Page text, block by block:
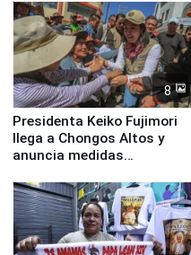
8
Presidenta Keiko Fujimori
llega a Chongos Altos y
anuncia medidas
educación, salud y empleo